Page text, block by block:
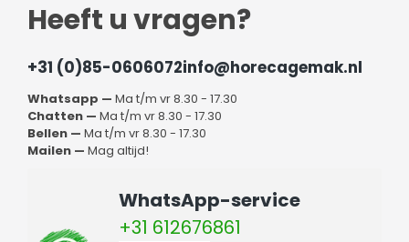
Heeft u vragen?
+31 (0)85-0606072info@horecagemak.nl
Whatsapp — Ma t/m vr 8.30 - 17.30
Chatten — Ma t/m vr 8.30 - 17.30
Bellen — Ma t/m vr 8.30 - 17.30
Mailen — Mag altijd!
WhatsApp-service
+31 612676861